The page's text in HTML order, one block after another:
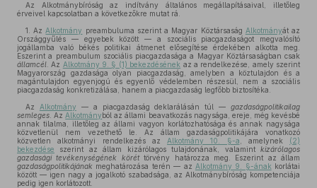
Az Alkotmánybíróság az indítvány általános megállapításaival, illetőleg
érveivel kapcsolatban a következőkre mutat rá.
1. Az Alkotmány preambuluma szerint a Magyar Köztársaság Alkotmányát az
Országgyűlés — egyebek között — a szociális piacgazdaságot megvalósító
jogállamba való békés politikai átmenet elősegítése érdekében alkotta meg.
Eszerint a preambulum szociális piacgazdasága a Magyar Köztársaságban csak
államcél . Az Alkotmány 9. § (1) bekezdésének az a rendelkezése, amely szerint
Magyarország gazdasága olyan piacgazdaság, amelyben a köztulajdon és a
magántulajdon egyenjogú és egyenlő védelemben részesül, nem a szociális
piacgazdaság konkretizálása, hanem a piacgazdaság legfőbb biztosítéka.
Az Alkotmány — a piacgazdaság deklarálásán túl — gazdaságpolitikailag
semleges . Az Alkotmányból az állami beavatkozás nagysága, ereje, még kevésbé
annak tilalma, illetőleg az állami vagyon korlátozhatósága és annak nagysága
közvetlenül nem vezethető le. Az állam gazdaságpolitikájára vonatkozó
közvetlen alkotmányi rendelkezés az Alkotmány 10. §-a , amelynek (2)
bekezdése szerint az állam kizárólagos tulajdonának, valamint kizárólagos
gazdasági tevékenységének köréttörvény határozza meg. Eszerint az állam
gazdaságpolitikájának meghatározása terén — az Alkotmány 9. §-ának korlátai
között — igen nagy a jogalkotó szabadsága, az Alkotmánybíróság kompetenciája
pedig igen korlátozott.